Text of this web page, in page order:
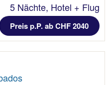
5 Nächte, Hotel + Flug
Preis p.P. ab CHF 2040